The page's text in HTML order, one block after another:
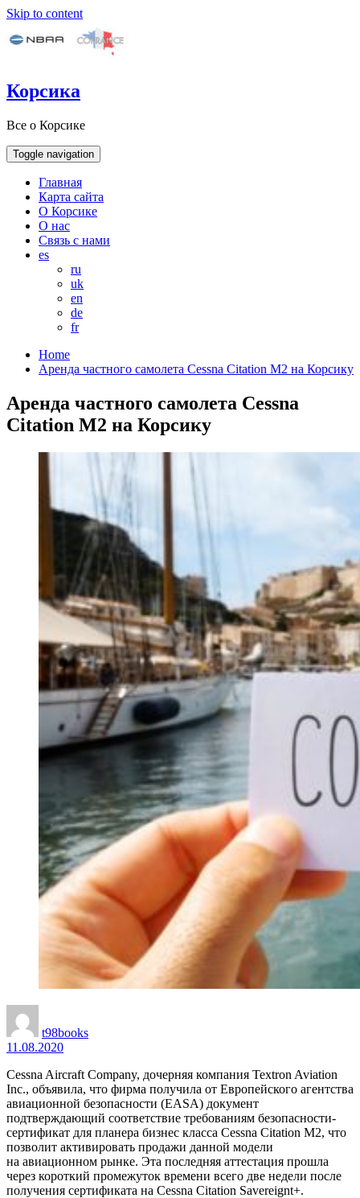
Skip to content
Корсика
Все о Корсике
Toggle navigation
Главная
Карта сайта
О Корсике
О нас
Связь с нами
es
ru
uk
en
de
fr
Home
Аренда частного самолета Cessna Citation M2 на Корсику
Аренда частного самолета Cessna
Citation M2 на Корсику
t98books
11.08.2020
Cessna Aircraft Company, дочерняя компания Textron Aviation
Inc., объявила, что фирма получила от Европейского агентства
авиационной безопасности (EASA) документ
подтверждающий соответствие требованиям безопасности-
сертификат для планера бизнес класса Cessna Citation M2, что
позволит активировать продажи данной модели
на авиационном рынке. Эта последняя аттестация прошла
через короткий промежуток времени всего две недели после
получения сертификата на Cessna Citation Savereignt+.